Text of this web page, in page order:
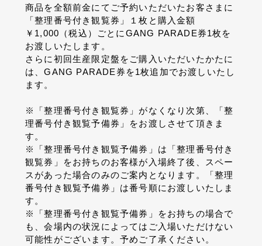
商品を全額前金にてご予約いただいたお客さまに
「整理番号付き観覧券」１枚と購入金額
￥1,000（税込）ごとにGANG PARADE券1枚を
お渡しいたします。
さらに初回生産限定盤をご購入いただいたかたに
は、GANG PARADE券を1枚追加でお渡しいたし
ます。
※「整理番号付き観覧券」がなくなり次第、「整
理番号付き観覧予備券」をお渡しさせて頂きま
す。
※「整理番号付き観覧予備券」は「整理番号付き
観覧券」をお持ちのお客様が入場終了後、スペー
スがあった場合のみのご案内となります。「整理
番号付き観覧予備券」は番号順にお渡しいたしま
す。
※「整理番号付き観覧予備券」をお持ちの場合で
も、会場内の状況によってはご入場いただけない
可能性がございます。予めご了承ください。